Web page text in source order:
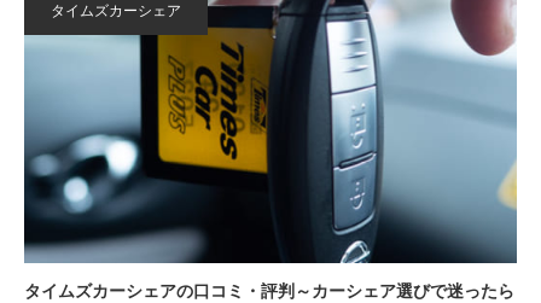
タイムズカーシェア
タイムズカーシェアの口コミ・評判～カーシェア選びで迷ったら